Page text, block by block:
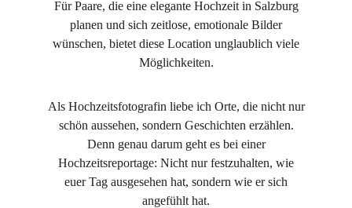
Für Paare, die eine elegante Hochzeit in Salzburg
planen und sich zeitlose, emotionale Bilder
wünschen, bietet diese Location unglaublich viele
Möglichkeiten.
Als Hochzeitsfotografin liebe ich Orte, die nicht nur
schön aussehen, sondern Geschichten erzählen.
Denn genau darum geht es bei einer
Hochzeitsreportage: Nicht nur festzuhalten, wie
euer Tag ausgesehen hat, sondern wie er sich
angefühlt hat.